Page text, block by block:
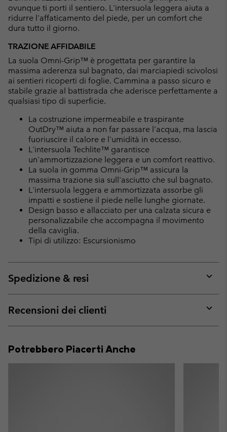
ovunque ti porti il sentiero. L'intersuola leggera aiuta a
ridurre l'affaticamento del piede, per un comfort che
dura tutto il giorno.
TRAZIONE AFFIDABILE
La suola Omni-Grip™ è progettata per garantire la
massima aderenza sul bagnato, dai marciapiedi scivolosi
ai sentieri ricoperti di foglie. Cammina a passo sicuro e
stabile grazie al battistrada che aderisce perfettamente a
qualsiasi tipo di superficie.
La costruzione impermeabile e traspirante
OutDry™ aiuta a non far passare l'acqua, ma lascia
fuoriuscire il calore e l'umidità in eccesso.
L'intersuola Techlite™ garantisce
un'ammortizzazione leggera e un comfort reattivo.
La suola in gomma Omni-Grip™ assicura la
massima trazione sia sull'asciutto che sul bagnato.
L'intersuola leggera e ammortizzata assorbe gli
impatti e sostiene il piede nelle lunghe giornate.
Design basso e allacciato per una calzata sicura e
personalizzabile che accompagna il movimento
della caviglia.
Tipi di utilizzo: Escursionismo
Spedizione & resi
or
Recensioni dei clienti
or
Potrebbero Piacerti Anche